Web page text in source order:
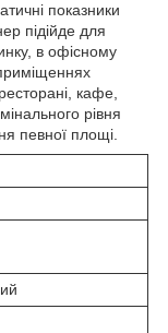
показники
підійде для
в офісному
кафе,
рівня
певної площі.